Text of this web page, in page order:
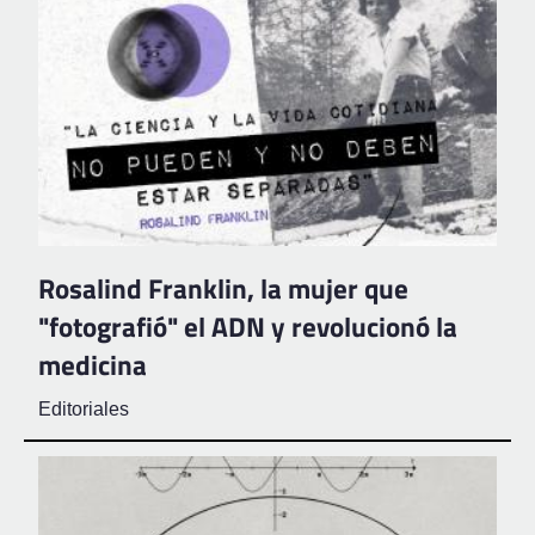
Rosalind Franklin, la mujer que
"fotografió" el ADN y revolucionó la
medicina
Editoriales